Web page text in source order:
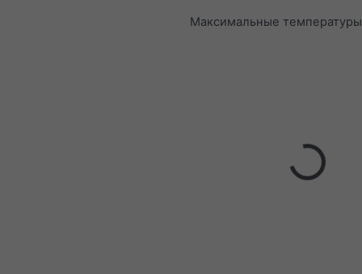
Максимальные температуры